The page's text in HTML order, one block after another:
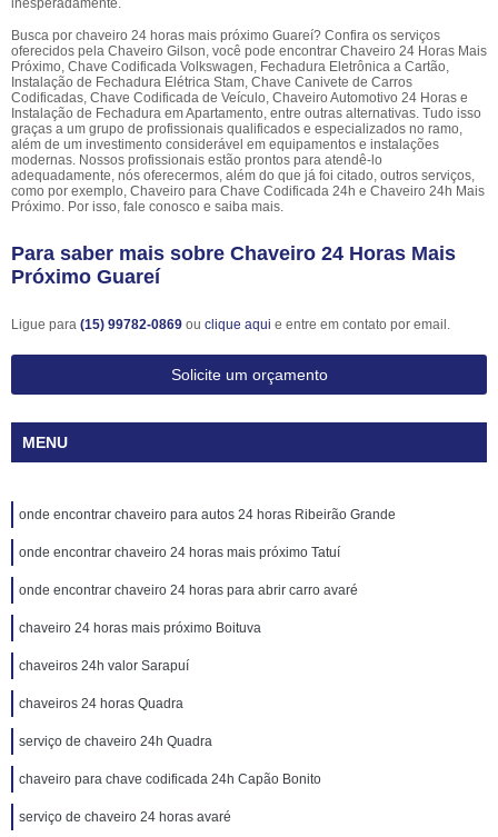
inesperadamente.
Busca por chaveiro 24 horas mais próximo Guareí? Confira os serviços
oferecidos pela Chaveiro Gilson, você pode encontrar Chaveiro 24 Horas Mais
Próximo, Chave Codificada Volkswagen, Fechadura Eletrônica a Cartão,
Instalação de Fechadura Elétrica Stam, Chave Canivete de Carros
Codificadas, Chave Codificada de Veículo, Chaveiro Automotivo 24 Horas e
Instalação de Fechadura em Apartamento, entre outras alternativas. Tudo isso
graças a um grupo de profissionais qualificados e especializados no ramo,
além de um investimento considerável em equipamentos e instalações
modernas. Nossos profissionais estão prontos para atendê-lo
adequadamente, nós oferecermos, além do que já foi citado, outros serviços,
como por exemplo, Chaveiro para Chave Codificada 24h e Chaveiro 24h Mais
Próximo. Por isso, fale conosco e saiba mais.
Para saber mais sobre Chaveiro 24 Horas Mais
Próximo Guareí
Ligue para (15) 99782-0869 ou clique aqui e entre em contato por email.
Solicite um orçamento
MENU
onde encontrar chaveiro para autos 24 horas Ribeirão Grande
onde encontrar chaveiro 24 horas mais próximo Tatuí
onde encontrar chaveiro 24 horas para abrir carro avaré
chaveiro 24 horas mais próximo Boituva
chaveiros 24h valor Sarapuí
chaveiros 24 horas Quadra
serviço de chaveiro 24h Quadra
chaveiro para chave codificada 24h Capão Bonito
serviço de chaveiro 24 horas avaré